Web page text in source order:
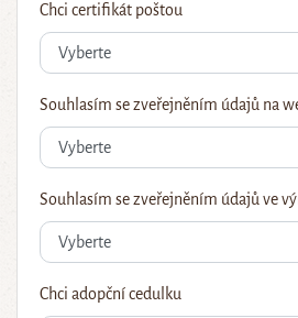
Chci certifikát poštou
Souhlasím se zveřejněním údajů na
Souhlasím se zveřejněním údajů ve
Chci adopční cedulku